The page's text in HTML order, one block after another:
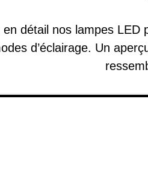
détail nos lampes
d’éclairage. Un